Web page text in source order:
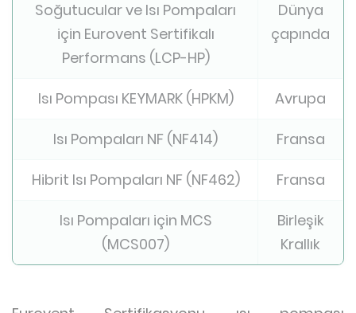
Soğutucular ve Isı Pompaları
için Eurovent Sertifikalı
Performans (LCP-HP)
Dünya
çapında
Isı Pompası KEYMARK (HPKM) Avrupa
Isı Pompaları NF (NF414) Fransa
Hibrit Isı Pompaları NF (NF462) Fransa
Isı Pompaları için MCS
(MCS007)
Birleşik
Krallık